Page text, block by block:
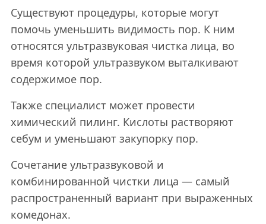
Существуют процедуры, которые могут
помочь уменьшить видимость пор. К ним
относятся ультразвуковая чистка лица, во
время которой ультразвуком выталкивают
содержимое пор.
Также специалист может провести
химический пилинг. Кислоты растворяют
себум и уменьшают закупорку пор.
Сочетание ультразвуковой и
комбинированной чистки лица — самый
распространенный вариант при выраженных
комедонах.